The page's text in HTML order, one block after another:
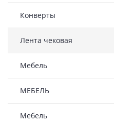
Конверты
Лента чековая
Мебель
МЕБЕЛЬ
Мебель